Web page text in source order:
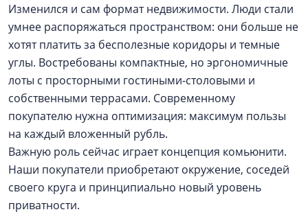
Изменился и сам формат недвижимости. Люди стали
умнее распоряжаться пространством: они больше не
хотят платить за бесполезные коридоры и темные
углы. Востребованы компактные, но эргономичные
лоты с просторными гостиными-столовыми и
собственными террасами. Современному
покупателю нужна оптимизация: максимум пользы
на каждый вложенный рубль.
Важную роль сейчас играет концепция комьюнити.
Наши покупатели приобретают окружение, соседей
своего круга и принципиально новый уровень
приватности.